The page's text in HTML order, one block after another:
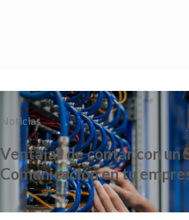
Noticias
Ventajas de contar con un
Comunicación en tu